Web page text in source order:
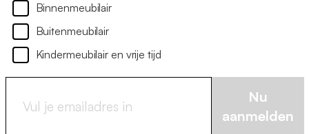
Binnenmeubilair
Buitenmeubilair
Kindermeubilair en vrije tijd
Nu
aanmelden